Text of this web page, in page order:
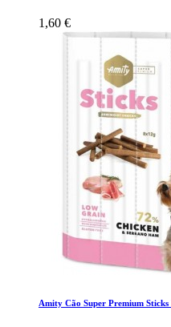
1,60 €
Amity Cão Super Premium